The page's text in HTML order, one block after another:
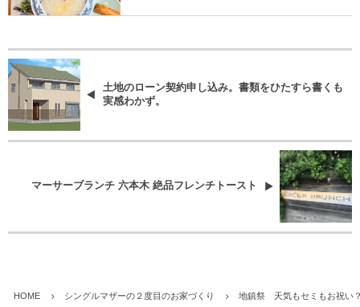
土地のローン契約申し込み。書類をひたすら書くも
実感わかず。
マーサーブランチ 六本木 絶品フレンチトースト
HOME シングルマザーの２度目のお家づくり 地鎮祭 天気もセミもお祝い